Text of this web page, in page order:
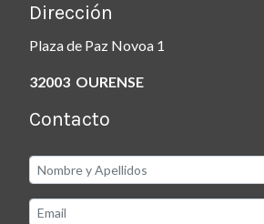
Dirección
Plaza de Paz Novoa 1
32003 OURENSE
Contacto